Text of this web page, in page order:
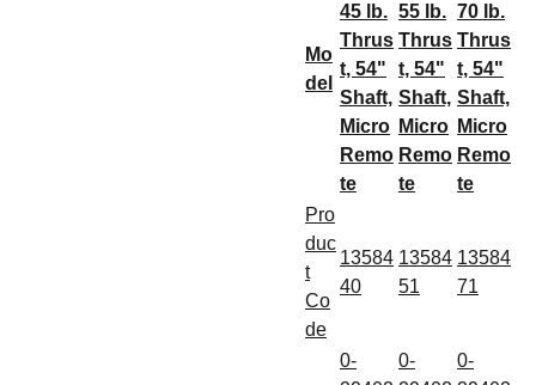
Mo
del
45 lb.
Thrus
t, 54"
Shaft,
Micro
Remo
te
55 lb.
Thrus
t, 54"
Shaft,
Micro
Remo
te
70 lb.
Thrus
t, 54"
Shaft,
Micro
Remo
te
Pro
duc
t
Co
de
13584
40
13584
51
13584
71
0-
0-
0-